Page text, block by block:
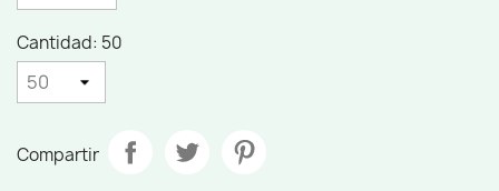
Cantidad: 50
Compartir